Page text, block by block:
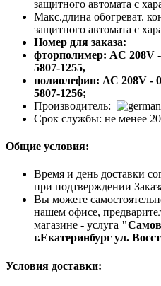
защитного автомата с
Макс.длина обогреват.
защитного автомата с
Номер для заказа:
фторполимер: AC 208V -
5807-1255,
полиолефин: АС 208V -
5807-1256;
Производитель:
Срок службы: не менее 20
Общие условия:
Время и день доставки
при подтверждении
Вы можете
нашем офисе,
магазине - услуга
г.Екатеринбург ул.
Условия доставки: